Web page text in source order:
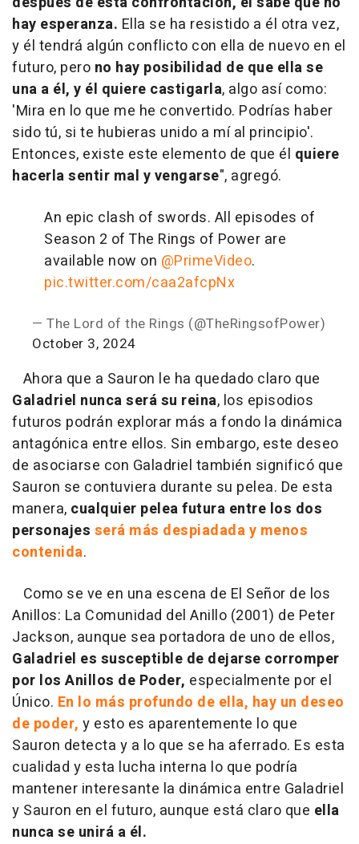
hay esperanza. Ella se ha resistido a él otra vez,
y él tendrá algún conflicto con ella de nuevo en el
futuro, pero no hay posibilidad de que ella se
una a él, y él quiere castigarla, algo así como:
'Mira en lo que me he convertido. Podrías haber
sido tú, si te hubieras unido a mí al principio'.
Entonces, existe este elemento de que él quiere
hacerla sentir mal y vengarse", agregó.
An epic clash of swords. All episodes of
Season 2 of The Rings of Power are
available now on @PrimeVideo.
pic.twitter.com/caa2afcpNx
— The Lord of the Rings (@TheRingsofPower)
October 3, 2024
Ahora que a Sauron le ha quedado claro que
Galadriel nunca será su reina, los episodios
futuros podrán explorar más a fondo la dinámica
antagónica entre ellos. Sin embargo, este deseo
de asociarse con Galadriel también significó que
Sauron se contuviera durante su pelea. De esta
manera, cualquier pelea futura entre los dos
personajes será más despiadada y menos
contenida.
Como se ve en una escena de El Señor de los
Anillos: La Comunidad del Anillo (2001) de Peter
Jackson, aunque sea portadora de uno de ellos,
Galadriel es susceptible de dejarse corromper
por los Anillos de Poder, especialmente por el
Único. En lo más profundo de ella, hay un deseo
de poder, y esto es aparentemente lo que
Sauron detecta y a lo que se ha aferrado. Es esta
cualidad y esta lucha interna lo que podría
mantener interesante la dinámica entre Galadriel
y Sauron en el futuro, aunque está claro que ella
nunca se unirá a él.